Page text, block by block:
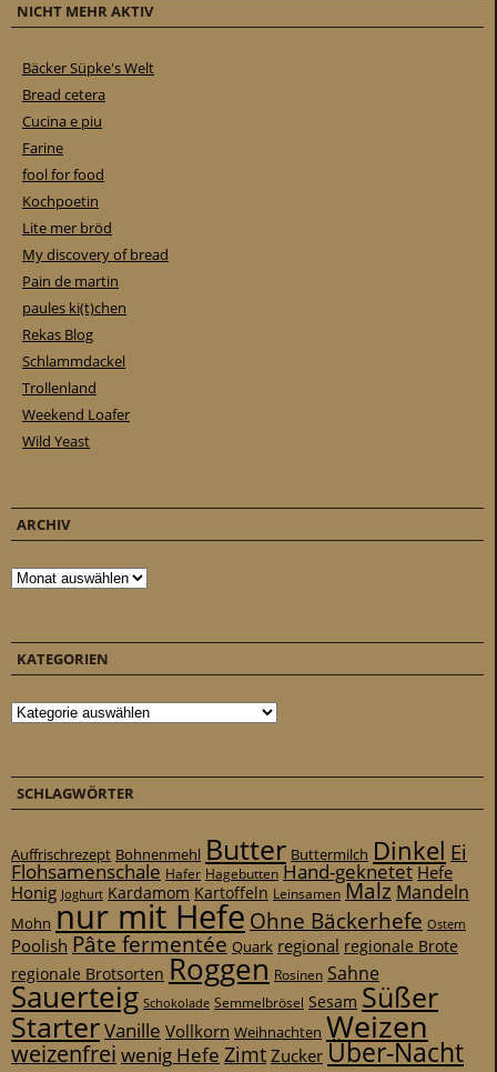
NICHT MEHR AKTIV
Bäcker Süpke's Welt
Bread cetera
Cucina e piu
Farine
fool for food
Kochpoetin
Lite mer bröd
My discovery of bread
Pain de martin
paules ki(t)chen
Rekas Blog
Schlammdackel
Trollenland
Weekend Loafer
Wild Yeast
ARCHIV
Archiv
KATEGORIEN
Kategorien
SCHLAGWÖRTER
Auffrischrezept Bohnenmehl Butter Buttermilch Dinkel Ei
Flohsamenschale Hafer Hagebutten Hand-geknetet Hefe
Honig Joghurt Kardamom Kartoffeln Leinsamen Malz Mandeln
Mohn nur mit Hefe Ohne Bäckerhefe Ostern
Poolish Pâte fermentée Quark regional regionale Brote
regionale Brotsorten Roggen Rosinen Sahne
Sauerteig Schokolade Semmelbrösel Sesam Süßer
StarterVanille Vollkorn Weihnachten Weizen
weizenfrei wenig Hefe ZimtZuckerÜber-Nacht